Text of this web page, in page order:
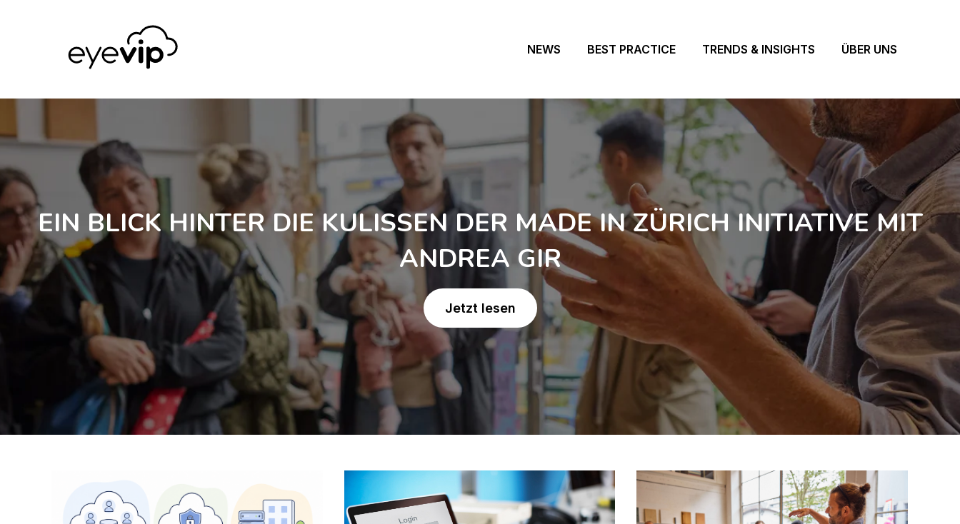
NEWS BEST PRACTICE TRENDS & INSIGHTS ÜBER UNS
EIN BLICK HINTER DIE KULISSEN DER MADE IN ZÜRICH INITIATIVE MIT
ANDREA GIR
Jetzt lesen